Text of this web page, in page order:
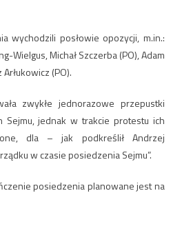
wychodzili posłowie opozycji, m.in.:
Wielgus, Michał Szczerba (PO), Adam
(PO).
zwykłe jednorazowe przepustki
Sejmu, jednak w trakcie protestu ich
dla – jak podkreślił Andrzej
w czasie posiedzenia Sejmu”.
posiedzenia planowane jest na